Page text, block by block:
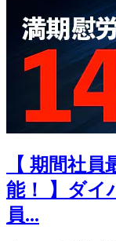
【 期間社
能！ 】ダイ
員...